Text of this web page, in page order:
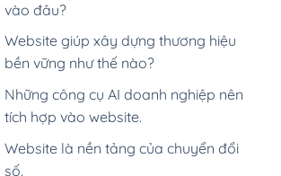
vào đâu?
Website giúp xây dựng thương hiệu
bền vững như thế nào?
Những công cụ AI doanh nghiệp nên
tích hợp vào website.
Website là nền tảng của chuyển đổi
số.